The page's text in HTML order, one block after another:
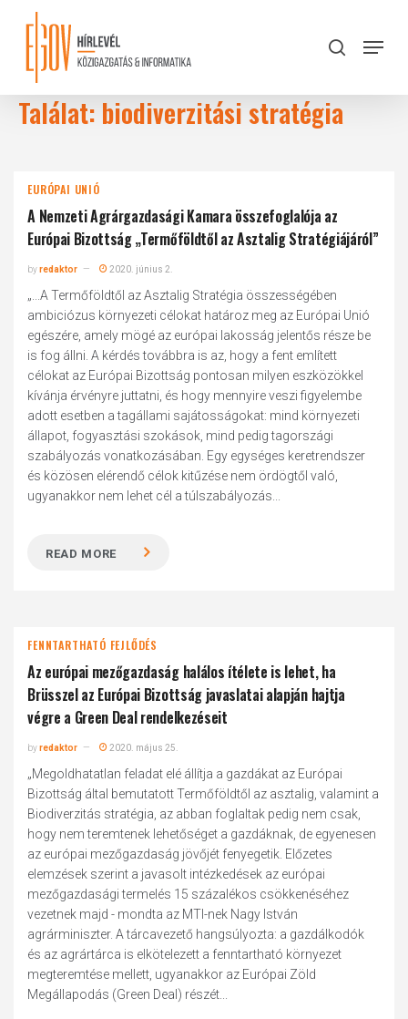
content
search
Menu
Találat: biodiverzitási stratégia
EURÓPAI UNIÓ
A Nemzeti Agrárgazdasági Kamara összefoglalója az
Európai Bizottság „Termőföldtől az Asztalig Stratégiájáról”
byredaktor 2020. június 2.
„...A Termőföldtől az Asztalig Stratégia összességében
ambiciózus környezeti célokat határoz meg az Európai Unió
egészére, amely mögé az európai lakosság jelentős része be
is fog állni. A kérdés továbbra is az, hogy a fent említett
célokat az Európai Bizottság pontosan milyen eszközökkel
kívánja érvényre juttatni, és hogy mennyire veszi figyelembe
adott esetben a tagállami sajátosságokat: mind környezeti
állapot, fogyasztási szokások, mind pedig tagországi
szabályozás vonatkozásában. Egy egységes keretrendszer
és közösen elérendő célok kitűzése nem ördögtől való,
ugyanakkor nem lehet cél a túlszabályozás...
READ MORE
FENNTARTHATÓ FEJLŐDÉS
Az európai mezőgazdaság halálos ítélete is lehet, ha
Brüsszel az Európai Bizottság javaslatai alapján hajtja
végre a Green Deal rendelkezéseit
byredaktor 2020. május 25.
„Megoldhatatlan feladat elé állítja a gazdákat az Európai
Bizottság által bemutatott Termőföldtől az asztalig, valamint a
Biodiverzitás stratégia, az abban foglaltak pedig nem csak,
hogy nem teremtenek lehetőséget a gazdáknak, de egyenesen
az európai mezőgazdaság jövőjét fenyegetik. Előzetes
elemzések szerint a javasolt intézkedések az európai
mezőgazdasági termelés 15 százalékos csökkenéséhez
vezetnek majd - mondta az MTI-nek Nagy István
agrárminiszter. A tárcavezető hangsúlyozta: a gazdálkodók
és az agrártárca is elkötelezett a fenntartható környezet
megteremtése mellett, ugyanakkor az Európai Zöld
Megállapodás (Green Deal) részét...
Close